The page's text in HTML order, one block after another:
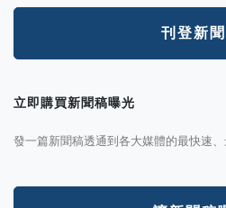
刊登新
立即購買新聞稿曝光
發一篇新聞稿透通到各大媒體的最快速、